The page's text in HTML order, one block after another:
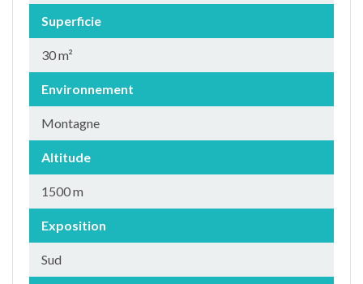
Superficie
30 m²
Environnement
Montagne
Altitude
1500 m
Exposition
Sud